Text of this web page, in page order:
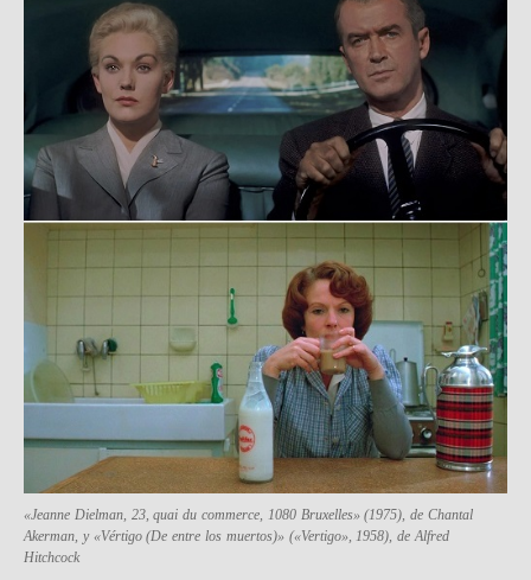
«Jeanne Dielman, 23, quai du commerce, 1080 Bruxelles» (1975), de Chantal
Akerman, y «Vértigo (De entre los muertos)» («Vertigo», 1958), de Alfred
Hitchcock